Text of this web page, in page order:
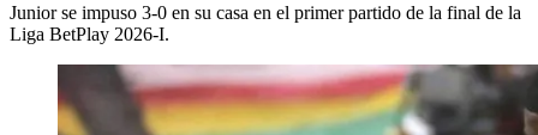
Junior se impuso 3-0 en su casa en el primer partido de la final de la
Liga BetPlay 2026-I.